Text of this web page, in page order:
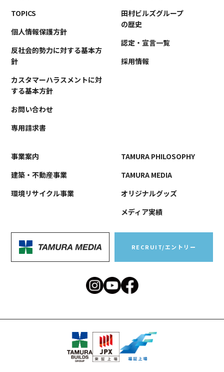
TOPICS
個人情報保護方針
反社会的勢力に対する基本方
針
カスタマーハラスメントに対
する基本方針
お問い合わせ
専用請求書
田村ビルズグループ
の歴史
認定・宣言一覧
採用情報
事業案内
建築・不動産事業
環境リサイクル事業
TAMURA PHILOSOPHY
TAMURA MEDIA
オリジナルグッズ
メディア実績
RECRUIT/エントリー